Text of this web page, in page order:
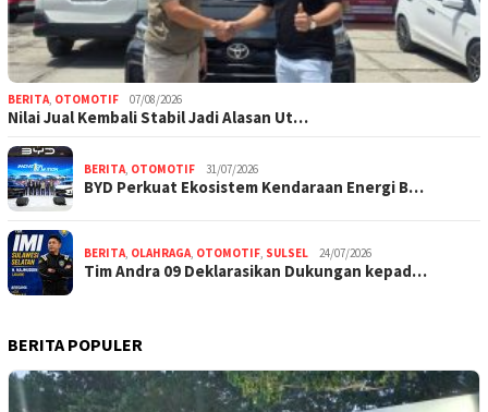
BERITA, OTOMOTIF 07/08/2026
Nilai Jual Kembali Stabil Jadi Alasan Ut…
BERITA, OTOMOTIF 31/07/2026
BYD Perkuat Ekosistem Kendaraan Energi B…
BERITA, OLAHRAGA, OTOMOTIF, SULSEL 24/07/2026
Tim Andra 09 Deklarasikan Dukungan kepad…
BERITA POPULER